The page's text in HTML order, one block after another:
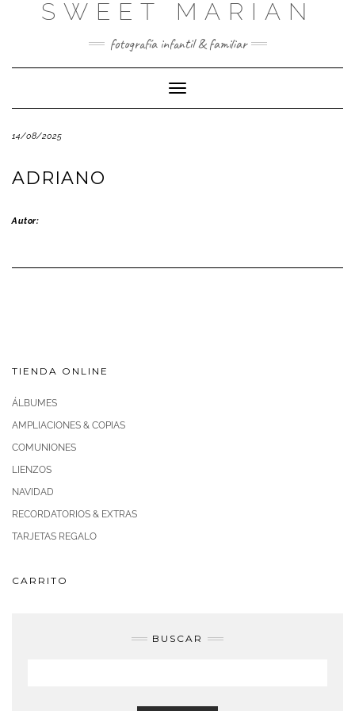
SWEET MARIAN
fotografía infantil & familiar
Cambiar
modo
14/08/2025
ADRIANO
Autor:
TIENDA ONLINE
ÁLBUMES
AMPLIACIONES & COPIAS
COMUNIONES
LIENZOS
NAVIDAD
RECORDATORIOS & EXTRAS
TARJETAS REGALO
CARRITO
BUSCAR